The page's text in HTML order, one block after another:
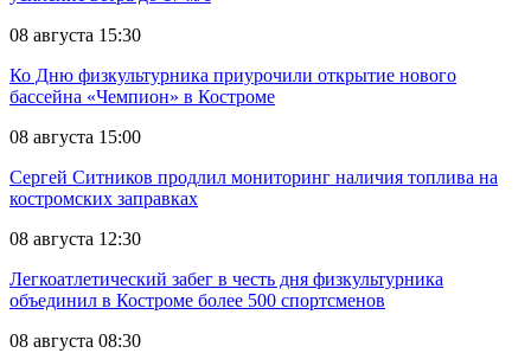
08 августа 15:30
Ко Дню физкультурника приурочили открытие нового
бассейна «Чемпион» в Костроме
08 августа 15:00
Сергей Ситников продлил мониторинг наличия топлива на
костромских заправках
08 августа 12:30
Легкоатлетический забег в честь дня физкультурника
объединил в Костроме более 500 спортсменов
08 августа 08:30